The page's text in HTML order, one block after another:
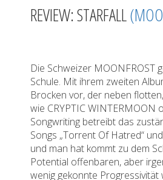
REVIEW: STARFALL
Die Schweizer
Schule. Mit ihrem zweiten
Brocken vor, der neben
wie CRYPTIC WINTERMOON
Songwriting betreibt das
Songs „Torrent Of Hatred“
und man hat kommt zu dem
Potential offenbaren, aber
wenig gekonnte Progressivität